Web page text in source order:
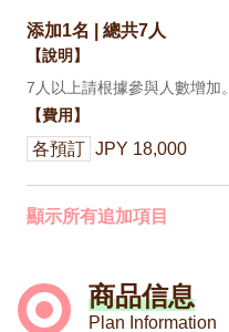
添加1名 | 總共7人
【說明】
7人以上請根據參與人數增加。
【費用】
各預訂 JPY 18,000
顯示所有追加項目
商品信息
Plan Information